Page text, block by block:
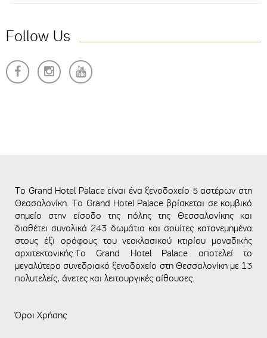
Follow Us
To Grand Hotel Palace είναι ένα ξενοδοχείο 5 αστέρων στη
Θεσσαλονίκη. Το Grand Hotel Palace βρίσκεται σε κομβικό
σημείο στην είσοδο της πόλης της Θεσσαλονίκης και
διαθέτει συνολικά 243 δωμάτια και σουίτες κατανεμημένα
στους έξι ορόφους του νεοκλασικού κτιρίου μοναδικής
αρχιτεκτονικής.Το Grand Hotel Palace αποτελεί το
μεγαλύτερο συνεδριακό ξενοδοχείο στη Θεσσαλονίκη με 13
πολυτελείς, άνετες και λειτουργικές αίθουσες.
Όροι Χρήσης